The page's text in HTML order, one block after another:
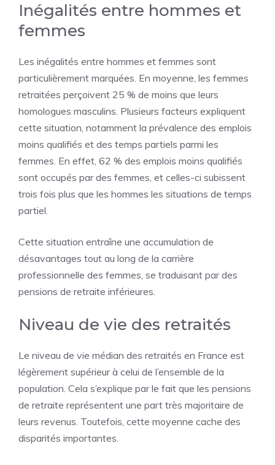
Inégalités entre hommes et
femmes
Les inégalités entre hommes et femmes sont
particulièrement marquées. En moyenne, les femmes
retraitées perçoivent 25 % de moins que leurs
homologues masculins. Plusieurs facteurs expliquent
cette situation, notamment la prévalence des emplois
moins qualifiés et des temps partiels parmi les
femmes. En effet, 62 % des emplois moins qualifiés
sont occupés par des femmes, et celles-ci subissent
trois fois plus que les hommes les situations de temps
partiel.
Cette situation entraîne une accumulation de
désavantages tout au long de la carrière
professionnelle des femmes, se traduisant par des
pensions de retraite inférieures.
Niveau de vie des retraités
Le niveau de vie médian des retraités en France est
légèrement supérieur à celui de l’ensemble de la
population. Cela s’explique par le fait que les pensions
de retraite représentent une part très majoritaire de
leurs revenus. Toutefois, cette moyenne cache des
disparités importantes.